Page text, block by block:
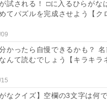
試される！ □に入るひらがな
てパズルを完成させよう【ク
かったら自慢できるかも？ 名
んて読むでしょう【キラキラ
がなクイズ】空欄の3文字は何